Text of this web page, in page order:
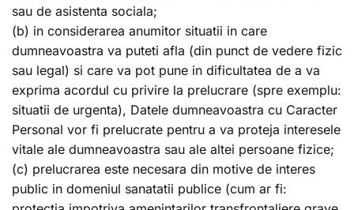
sau de asistenta sociala;
(b) in considerarea anumitor situatii in care
dumneavoastra va puteti afla (din punct de vedere fizic
sau legal) si care va pot pune in dificultatea de a va
exprima acordul cu privire la prelucrare (spre exemplu:
situatii de urgenta), Datele dumneavoastra cu Caracter
Personal vor fi prelucrate pentru a va proteja interesele
vitale ale dumneavoastra sau ale altei persoane fizice;
(c) prelucrarea este necesara din motive de interes
public in domeniul sanatatii publice (cum ar fi: